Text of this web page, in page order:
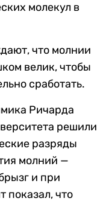
молекул в
что молнии
велик, чтобы
сработать.
Ричарда
решили
разряды
молний —
и при
показал, что